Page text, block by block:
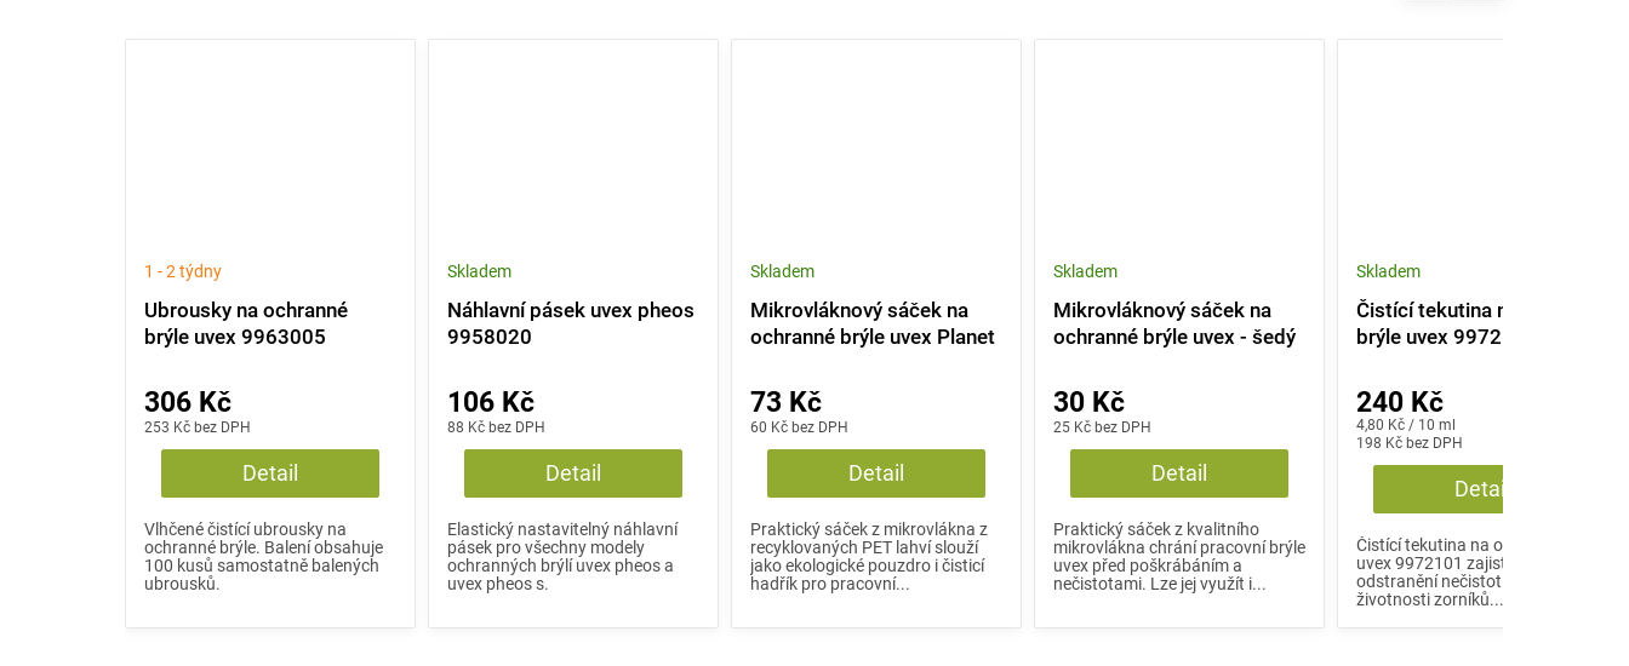
Ubrousky na ochranné
brýle uvex 9963005
1 - 2 týdny
253 Kč bez DPH
306 Kč
Detail
Vlhčené čistící ubrousky na
ochranné brýle. Balení obsahuje
100 kusů samostatně balených
ubrousků.
Náhlavní pásek uvex pheos
9958020
Skladem
88 Kč bez DPH
106 Kč
Detail
Elastický nastavitelný náhlavní
pásek pro všechny modely
ochranných brýlí uvex pheos a
uvex pheos s.
Mikrovláknový sáček na
ochranné brýle uvex Planet
Skladem
60 Kč bez DPH
73 Kč
Detail
Praktický sáček z mikrovlákna z
recyklovaných PET lahví slouží
jako ekologické pouzdro i čisticí
hadřík pro pracovní...
Mikrovláknový sáček na
ochranné brýle uvex - šedý
Skladem
25 Kč bez DPH
30 Kč
Detail
Praktický sáček z kvalitního
mikrovlákna chrání pracovní brýle
uvex před poškrábáním a
nečistotami. Lze jej využít i...
Čistící tekutina na ochranné
brýle uvex 9972101
Skladem
198 Kč bez DPH
240 Kč
Měrná
cena:
4,80 Kč / 10 ml
Detail
Čistící tekutina na ochranné brýle
uvex 9972101 zajistí šetrné
odstranění nečistot a prodloužení
životnosti zorníků....